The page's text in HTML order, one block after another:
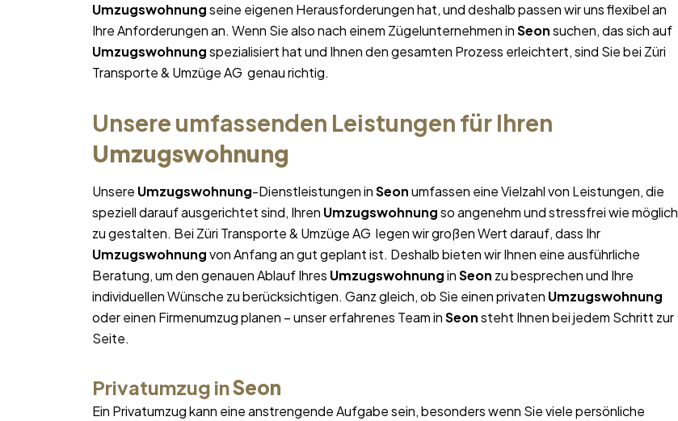
Umzugswohnungseine eigenen Herausforderungen hat, und deshalb passen wir uns flexibel an
Ihre Anforderungen an. Wenn Sie also nach einem Zügelunternehmen inSeonsuchen, das sich auf
Umzugswohnungspezialisiert hat und Ihnen den gesamten Prozess erleichtert, sind Sie bei Züri
Transporte & Umzüge AG genau richtig.
Unsere umfassenden Leistungen für Ihren
Umzugswohnung
Unsere Umzugswohnung-Dienstleistungen inSeonumfassen eine Vielzahl von Leistungen, die
speziell darauf ausgerichtet sind, Ihren Umzugswohnungso angenehm und stressfrei wie möglich
zu gestalten. Bei Züri Transporte & Umzüge AG legen wir großen Wert darauf, dass Ihr
Umzugswohnungvon Anfang an gut geplant ist. Deshalb bieten wir Ihnen eine ausführliche
Beratung, um den genauen Ablauf Ihres UmzugswohnunginSeon zu besprechen und Ihre
individuellen Wünsche zu berücksichtigen. Ganz gleich, ob Sie einen privaten Umzugswohnung
oder einen Firmenumzug planen – unser erfahrenes Team inSeonsteht Ihnen bei jedem Schritt zur
Seite.
Privatumzug inSeon
Ein Privatumzug kann eine anstrengende Aufgabe sein, besonders wenn Sie viele persönliche